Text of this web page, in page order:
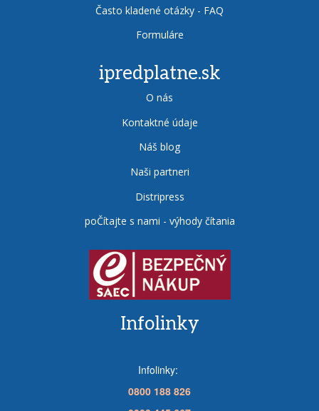
Často kladené otázky - FAQ
Formuláre
ipredplatne.sk
O nás
Kontaktné údaje
Náš blog
Naši partneri
Distripress
poČítajte s nami - výhody čítania
Infolinky
Infolinky:
0800 188 826